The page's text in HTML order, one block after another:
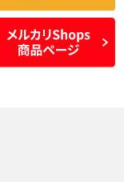
り溝も少なく、偏
磨耗がみられ、短期
間使用できるくらい
の中古品